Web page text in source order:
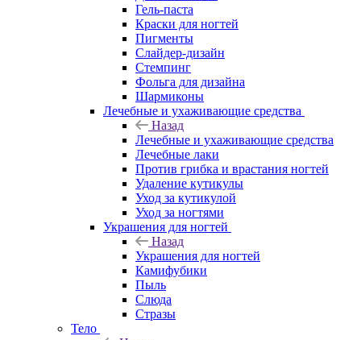
Гель-паста
Краски для ногтей
Пигменты
Слайдер-дизайн
Стемпинг
Фольга для дизайна
Шармиконы
Лечебные и ухаживающие средства
Назад
Лечебные и ухаживающие средства
Лечебные лаки
Против грибка и врастания ногтей
Удаление кутикулы
Уход за кутикулой
Уход за ногтями
Украшения для ногтей
Назад
Украшения для ногтей
Камифубики
Пыль
Слюда
Стразы
Тело